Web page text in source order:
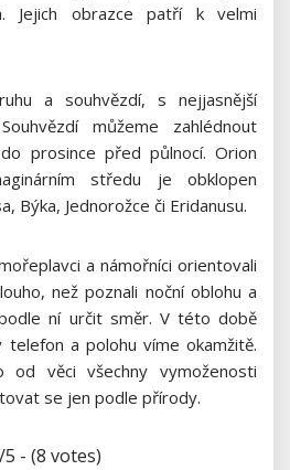
Jejich obrazce patří k velmi
a souhvězdí, s nejjasnější
můžeme zahlédnout
prosince před půlnocí. Orion
středu je obklopen
Býka, Jednorožce či Eridanusu.
a námořníci orientovali
než poznali noční oblohu a
ní určit směr. V této době
a polohu víme okamžitě.
od věci všechny vymoženosti
se jen podle přírody.
5 - (8 votes)